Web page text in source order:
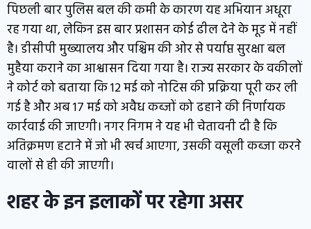
पिछली बार पुलिस बल की कमी के कारण यह अभियान अधूरा
रह गया था, लेकिन इस बार प्रशासन कोई ढील देने के मूड में नहीं
है। डीसीपी मुख्यालय और पश्चिम की ओर से पर्याप्त सुरक्षा बल
मुहैया कराने का आश्वासन दिया गया है। राज्य सरकार के वकीलों
ने कोर्ट को बताया कि 12 मई को नोटिस की प्रक्रिया पूरी कर ली
गई है और अब 17 मई को अवैध कब्जों को ढहाने की निर्णायक
कार्रवाई की जाएगी। नगर निगम ने यह भी चेतावनी दी है कि
अतिक्रमण हटाने में जो भी खर्च आएगा, उसकी वसूली कब्जा करने
वालों से ही की जाएगी।
शहर के इन इलाकों पर रहेगा असर